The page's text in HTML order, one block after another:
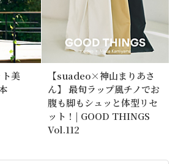
ト美
【suadeo×神山まりあさ
ん】 最旬ラップ風チノでお
腹も脚もシュッと体型リセ
ット！| GOOD THINGS
Vol.112